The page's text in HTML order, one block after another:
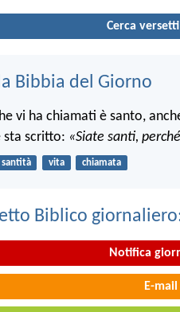
Cerca
Bibbia del Giorno
vi ha chiamati è santo,
sta scritto: «Siate santi,
santità vita chiamata
Biblico
Notifica
E-mail